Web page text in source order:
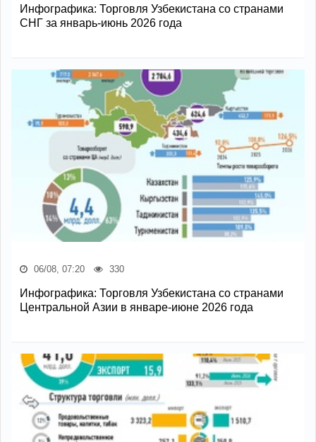
Инфографика: Торговля Узбекистана со странами
СНГ за январь-июнь 2026 года
06/08, 07:20 330
Инфографика: Торговля Узбекистана со странами
Центральной Азии в январе-июне 2026 года